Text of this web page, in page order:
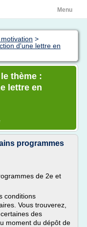
Menu
>
d'une lettre en
thème :
lettre en
programmes
de 2e et
conditions
Vous trouverez,
des
moment du dépôt de